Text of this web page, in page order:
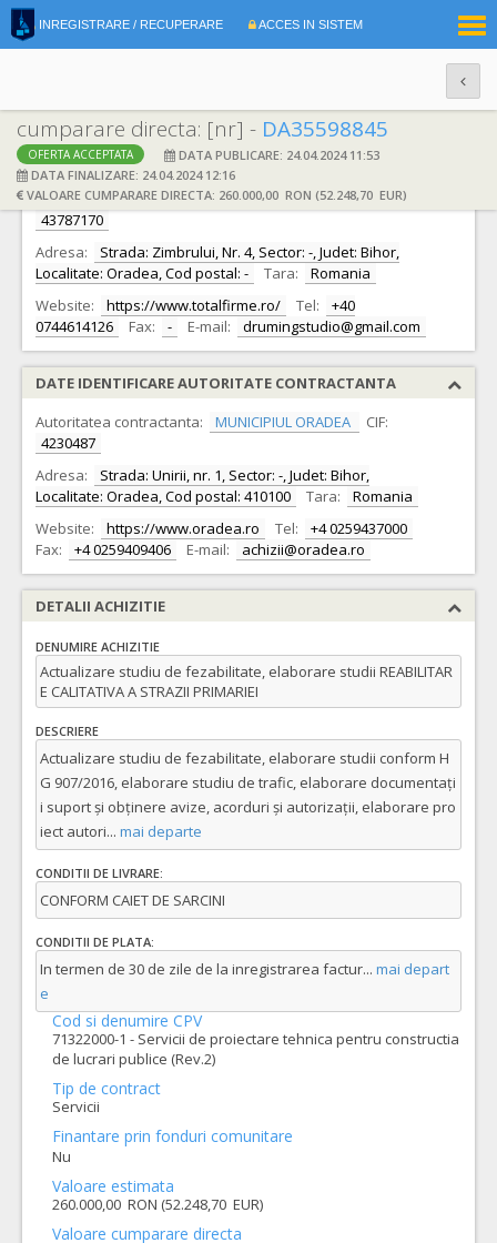
INREGISTRARE / RECUPERARE ACCES IN SISTEM
cumparare directa: [nr] - DA35598845
OFERTA ACCEPTATA
DATA PUBLICARE: 24.04.2024 11:53
DATA FINALIZARE: 24.04.2024 12:16
VALOARE CUMPARARE DIRECTA: 260.000,00 RON (52.248,70 EUR)
DATE IDENTIFICARE OFERTANT
Ofertant: S.C. DRUMING STUDIO S.R.L. S.R.L.
CIF:
43787170
Adresa:
Strada: Zimbrului, Nr. 4, Sector: -, Judet: Bihor,
Localitate: Oradea, Cod postal: -
Tara:
Romania
Website:
https://www.totalfirme.ro/ Tel:
+40
0744614126
Fax: - E-mail: drumingstudio@gmail.com
DATE IDENTIFICARE AUTORITATE CONTRACTANTA
Autoritatea contractanta:
MUNICIPIUL ORADEA
CIF:
4230487
Adresa:
Strada: Unirii, nr. 1, Sector: -, Judet: Bihor,
Localitate: Oradea, Cod postal: 410100
Tara:
Romania
Website:
https://www.oradea.ro Tel:
+4 0259437000
Fax:
+4 0259409406 E-mail: achizii@oradea.ro
DETALII ACHIZITIE
DENUMIRE ACHIZITIE
Actualizare studiu de fezabilitate, elaborare studii REABILITAR
E CALITATIVA A STRAZII PRIMARIEI
DESCRIERE
Actualizare studiu de fezabilitate, elaborare studii conform H
G 907/2016, elaborare studiu de trafic, elaborare documentați
i suport și obținere avize, acorduri și autorizații, elaborare pro
iect autori... mai departe
CONDITII DE LIVRARE:
CONFORM CAIET DE SARCINI
CONDITII DE PLATA:
In termen de 30 de zile de la inregistrarea factur... mai depart
e
Cod si denumire CPV
71322000-1 - Servicii de proiectare tehnica pentru constructia
de lucrari publice (Rev.2)
Tip de contract
Servicii
Finantare prin fonduri comunitare
Nu
Valoare estimata
260.000,00 RON (52.248,70 EUR)
Valoare cumparare directa